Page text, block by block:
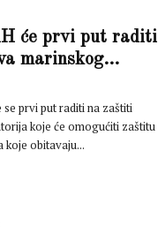
će prvi put raditi
marinskog...
prvi put raditi na zaštiti
koje će omogućiti zaštitu
koje obitavaju...